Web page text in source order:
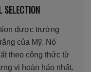
SELECTION
được trưởng
của Mỹ. Nó
theo công thức từ
vị hoàn hảo nhất.